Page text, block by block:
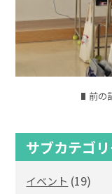
前の
サブカテゴ
イベント (19)